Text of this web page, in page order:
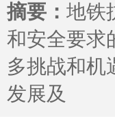
摘要： 地铁
和安全要求
多挑战和机
发展及